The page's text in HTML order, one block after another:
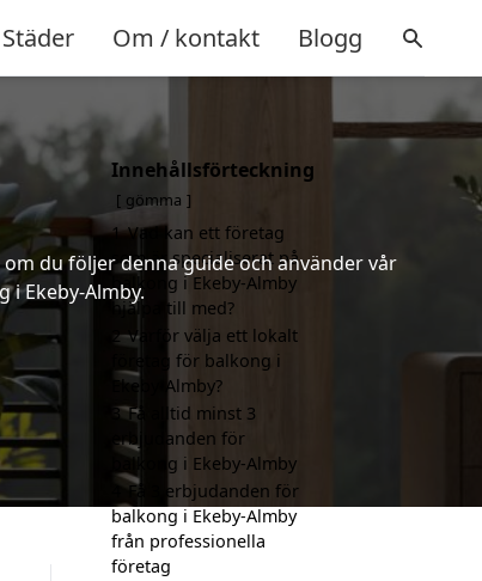
Städer Om / kontakt Blogg
du följer denna guide och använder vår
Ekeby-Almby.
Innehållsförteckning
gömma
1 Vad kan ett företag
som är specialiserat på
balkong i Ekeby-Almby
hjälpa till med?
2 Varför välja ett lokalt
företag för balkong i
Ekeby-Almby?
3 Få alltid minst 3
erbjudanden för
balkong i Ekeby-Almby
Få 3 erbjudanden för
balkong i Ekeby-Almby
från professionella
företag